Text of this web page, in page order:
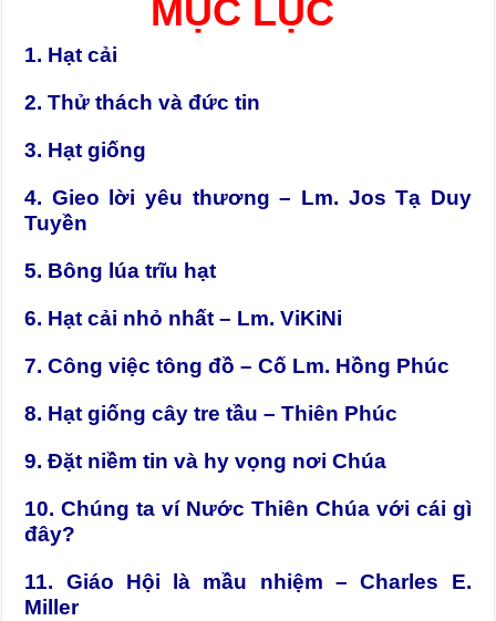
MỤC LỤC
1. Hạt cải
2. Thử thách và đức tin
3. Hạt giống
4. Gieo lời yêu thương – Lm. Jos Tạ Duy
Tuyền
5. Bông lúa trĩu hạt
6. Hạt cải nhỏ nhất – Lm. ViKiNi
7. Công việc tông đồ – Cố Lm. Hồng Phúc
8. Hạt giống cây tre tầu – Thiên Phúc
9. Đặt niềm tin và hy vọng nơi Chúa
10. Chúng ta ví Nước Thiên Chúa với cái gì
đây?
11. Giáo Hội là mầu nhiệm – Charles E.
Miller